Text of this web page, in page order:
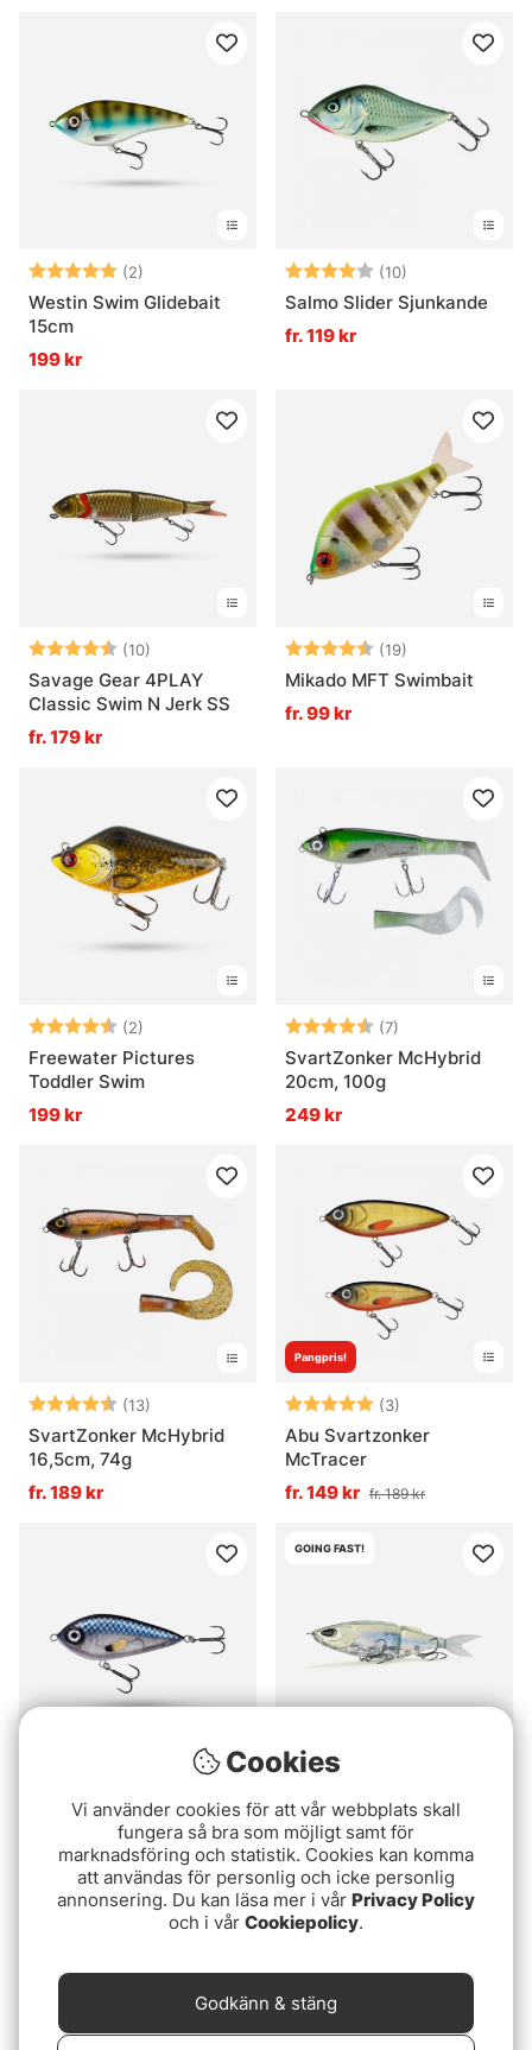
Betyg: (2)
5.0 utav 5 stjärnor
Westin Swim Glidebait
15cm
199 kr
Betyg: (10)
Salmo Slider Sjunkande
fr. 119 kr
Betyg: (10)
4.5 utav 5 stjärnor
Savage Gear 4PLAY
Classic Swim N Jerk SS
fr. 179 kr
Betyg: (19)
Mikado MFT Swimbait
fr. 99 kr
Betyg: (2)
4.5 utav 5 stjärnor
Freewater Pictures
Toddler Swim
199 kr
Betyg: (7)
SvartZonker McHybrid
20cm, 100g
249 kr
Betyg: (13)
4.5 utav 5 stjärnor
SvartZonker McHybrid
16,5cm, 74g
fr. 189 kr
Pangpris!
Betyg: (3)
Abu Svartzonker
McTracer
fr. 149 kr fr. 189 kr
4.0 utav 5 stjärnor
SvartZonker
Squarepusher Swim
12,5cm, 73g
169 kr
GOING FAST!
Nays TRN 190
679 kr
Cookies
Vi använder cookies för att vår webbplats skall
fungera så bra som möjligt samt för
marknadsföring och statistik. Cookies kan komma
att användas för personlig och icke personlig
annonsering. Du kan läsa mer i vår Privacy Policy
och i vår Cookiepolicy.
Godkänn & stäng